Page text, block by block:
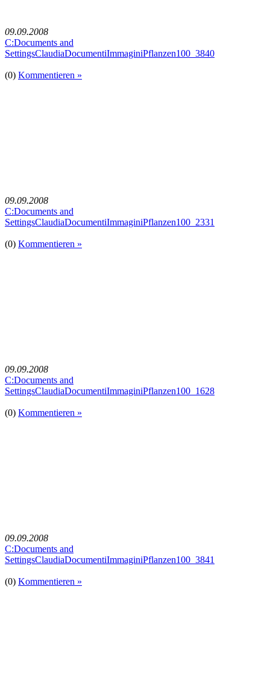
09.09.2008
C:Documents and
SettingsClaudiaDocumentiImmaginiPflanzen100_3840
(0) Kommentieren »
09.09.2008
C:Documents and
SettingsClaudiaDocumentiImmaginiPflanzen100_2331
(0) Kommentieren »
09.09.2008
C:Documents and
SettingsClaudiaDocumentiImmaginiPflanzen100_1628
(0) Kommentieren »
09.09.2008
C:Documents and
SettingsClaudiaDocumentiImmaginiPflanzen100_3841
(0) Kommentieren »